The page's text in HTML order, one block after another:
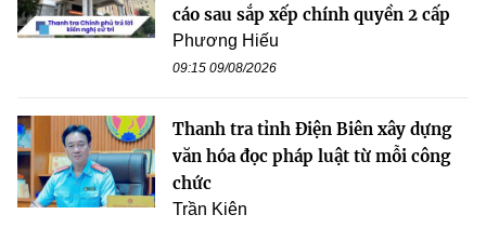
cáo sau sắp xếp chính quyền 2 cấp
Phương Hiếu
09:15 09/08/2026
Thanh tra tỉnh Điện Biên xây dựng
văn hóa đọc pháp luật từ mỗi công
chức
Trần Kiên